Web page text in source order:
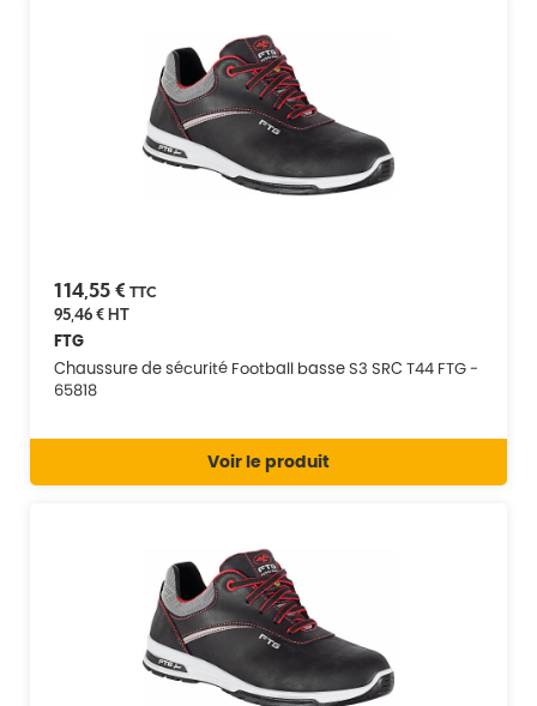
114,55 € TTC
95,46 €HT
FTG
Chaussure de sécurité Football basse S3 SRC T44 FTG -
65818
Voir le produit